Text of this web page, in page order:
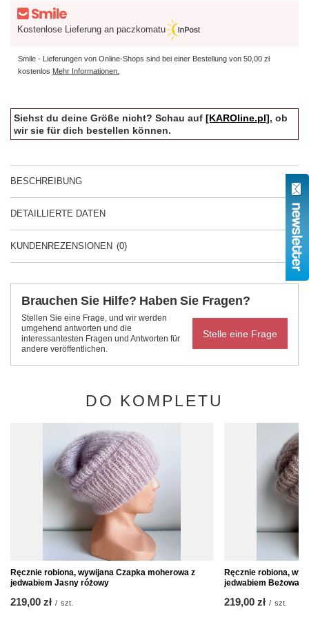
Kostenlose Lieferung an paczkomatu
Smile - Lieferungen von Online-Shops sind bei einer Bestellung von 50,00 zł
kostenlos Mehr Informationen.
Siehst du deine Größe nicht? Schau auf [KAROline.pl], ob
wir sie für dich bestellen können.
BESCHREIBUNG
DETAILLIERTE DATEN
KUNDENREZENSIONEN (0)
Brauchen Sie Hilfe? Haben Sie Fragen?
Stellen Sie eine Frage, und wir werden
umgehend antworten und die
interessantesten Fragen und Antworten für
andere veröffentlichen.
Stelle eine Frage
DO KOMPLETU
Ręcznie robiona, wywijana Czapka moherowa z
jedwabiem Jasny różowy
219,00 zł / szt.
Ręcznie robiona,
jedwabiem Beżowa
219,00 zł / szt.